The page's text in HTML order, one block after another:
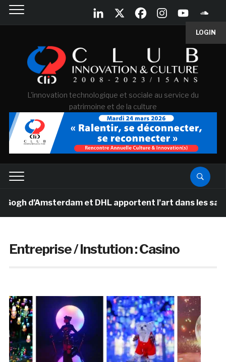
LOGIN
L'innovation technologique et sociale au service du
patrimoine et de la culture
d’Amsterdam et DHL apportent l’art dans les salles
Entreprise / Instution :Casino